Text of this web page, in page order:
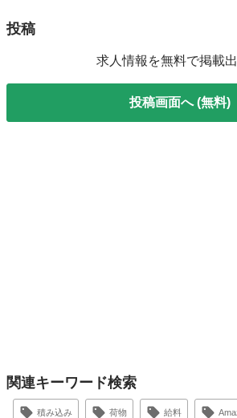
投稿
求人情報を無料で掲載
投稿画面へ (無料)
関連キーワード検索
積み込み 荷物 給料